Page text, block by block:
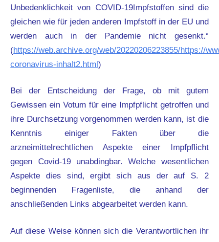
Unbedenklichkeit von COVID-19Impfstoffen sind die
gleichen wie für jeden anderen Impfstoff in der EU und
werden auch in der Pandemie nicht gesenkt.“
(https://web.archive.org/web/20220206223855/https://
coronavirus-inhalt2.html)
Bei der Entscheidung der Frage, ob mit gutem
Gewissen ein Votum für eine Impfpflicht getroffen und
ihre Durchsetzung vorgenommen werden kann, ist die
Kenntnis einiger Fakten über die
arzneimittelrechtlichen Aspekte einer Impfpflicht
gegen Covid-19 unabdingbar. Welche wesentlichen
Aspekte dies sind, ergibt sich aus der auf S. 2
beginnenden Fragenliste, die anhand der
anschließenden Links abgearbeitet werden kann.
Auf diese Weise können sich die Verantwortlichen ihr